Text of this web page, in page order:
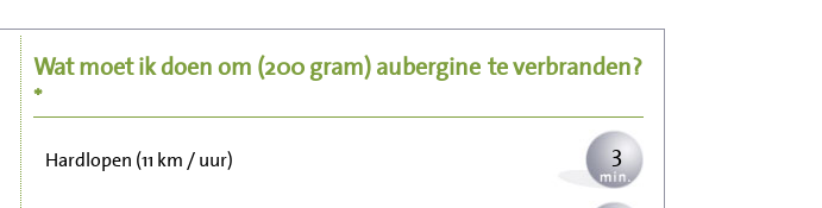
Wat moet ik doen om (200 gram)aubergine te verbranden?
*
9
Hardlopen (11 km / uur) 3